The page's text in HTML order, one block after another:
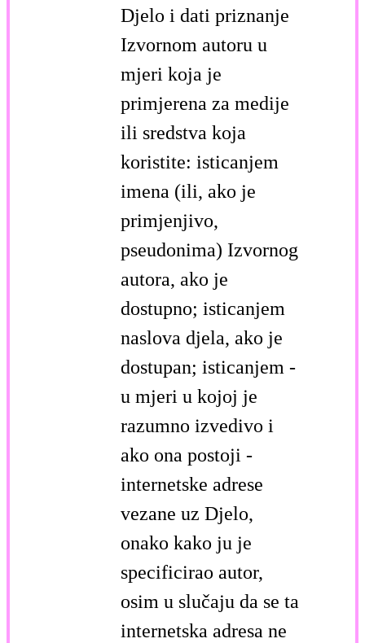
Djelo i dati priznanje
Izvornom autoru u
mjeri koja je
primjerena za medije
ili sredstva koja
koristite: isticanjem
imena (ili, ako je
primjenjivo,
pseudonima) Izvornog
autora, ako je
dostupno; isticanjem
naslova djela, ako je
dostupan; isticanjem -
u mjeri u kojoj je
razumno izvedivo i
ako ona postoji -
internetske adrese
vezane uz Djelo,
onako kako ju je
specificirao autor,
osim u slučaju da se ta
internetska adresa ne